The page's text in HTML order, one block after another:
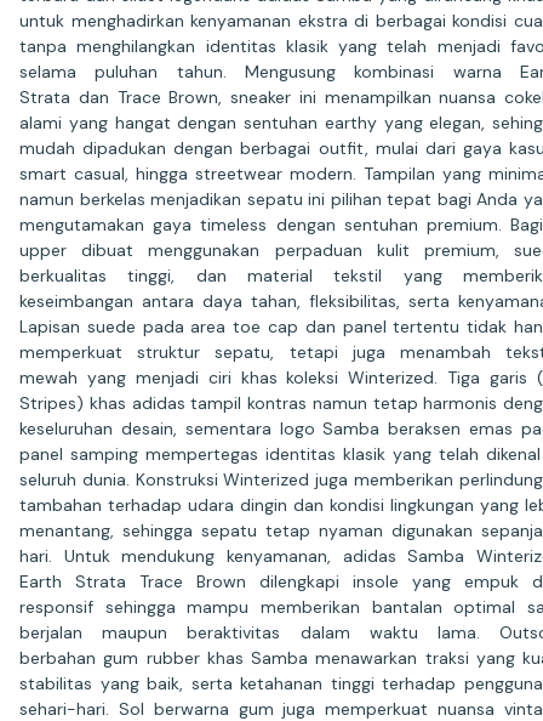
untuk menghadirkan kenyamanan ekstra di berbagai kondisi
tanpa menghilangkan identitas klasik yang telah menjadi
selama puluhan tahun. Mengusung kombinasi warna
Strata dan Trace Brown, sneaker ini menampilkan nuansa
alami yang hangat dengan sentuhan earthy yang elegan,
mudah dipadukan dengan berbagai outfit, mulai dari gaya
smart casual, hingga streetwear modern. Tampilan yang
namun berkelas menjadikan sepatu ini pilihan tepat bagi Anda
mengutamakan gaya timeless dengan sentuhan premium.
upper dibuat menggunakan perpaduan kulit premium,
berkualitas tinggi, dan material tekstil yang
keseimbangan antara daya tahan, fleksibilitas, serta
Lapisan suede pada area toe cap dan panel tertentu tidak
memperkuat struktur sepatu, tetapi juga menambah
mewah yang menjadi ciri khas koleksi Winterized. Tiga garis
Stripes) khas adidas tampil kontras namun tetap harmonis
keseluruhan desain, sementara logo Samba beraksen emas
panel samping mempertegas identitas klasik yang telah
seluruh dunia. Konstruksi Winterized juga memberikan
tambahan terhadap udara dingin dan kondisi lingkungan yang
menantang, sehingga sepatu tetap nyaman digunakan
hari. Untuk mendukung kenyamanan, adidas Samba
Earth Strata Trace Brown dilengkapi insole yang empuk
responsif sehingga mampu memberikan bantalan optimal
berjalan maupun beraktivitas dalam waktu lama.
berbahan gum rubber khas Samba menawarkan traksi yang
stabilitas yang baik, serta ketahanan tinggi terhadap
sehari-hari. Sol berwarna gum juga memperkuat nuansa